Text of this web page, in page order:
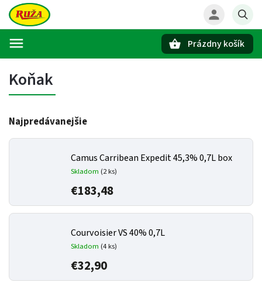
Prázdny košík
Koňak
Najpredávanejšie
Camus Carribean Expedit 45,3% 0,7L box
Skladom (2 ks)
€183,48
Courvoisier VS 40% 0,7L
Skladom (4 ks)
€32,90